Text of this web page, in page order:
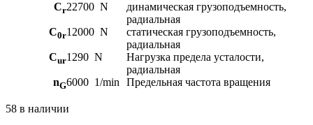
Cr22700 N
динамическая грузоподъемность,
радиальная
C0r12000 N
статическая грузоподъемность,
радиальная
Cur1290 N
Нагрузка предела усталости,
радиальная
nG6000 1/min Предельная частота вращения
58 в наличии